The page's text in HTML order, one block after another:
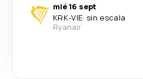
mié 16 sept
KRK-VIE· sin escala
Ryanair